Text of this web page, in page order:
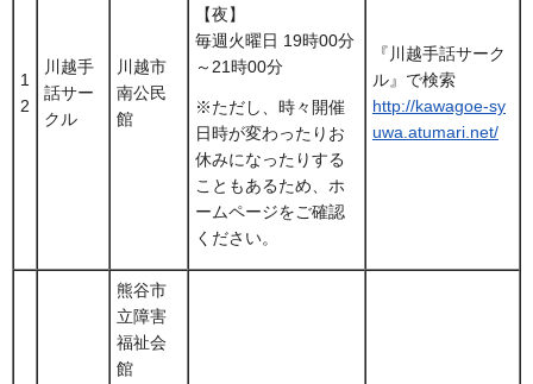
1
2
川越手
話サー
クル
川越市
南公民
館
【夜】
毎週火曜日 19時00分
～21時00分
※ただし、時々開催
日時が変わったりお
休みになったりする
こともあるため、ホ
ームページをご確認
ください。
『川越手話サーク
ル』で検索
http://kawagoe-sy
uwa.atumari.net/
熊谷市
立障害
福祉会
館